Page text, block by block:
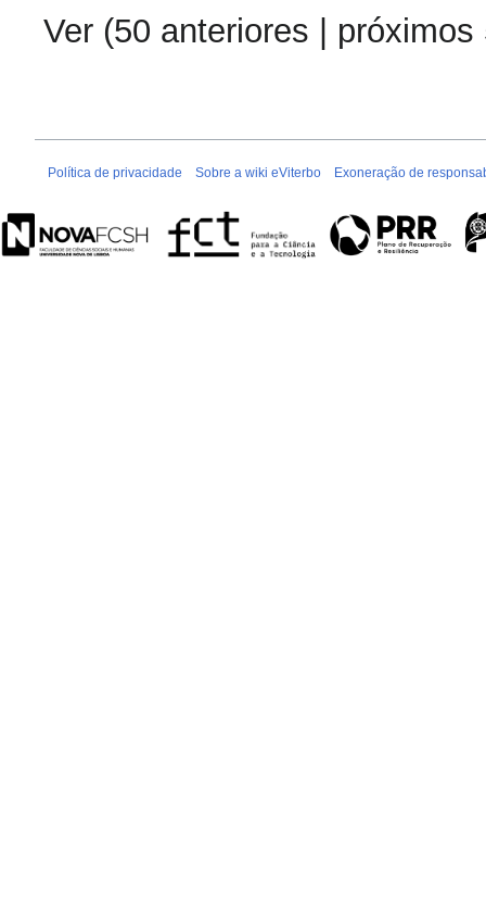
Ver (50 anteriores próximos
Política de privacidade Sobre a wiki eViterbo Exoneração de